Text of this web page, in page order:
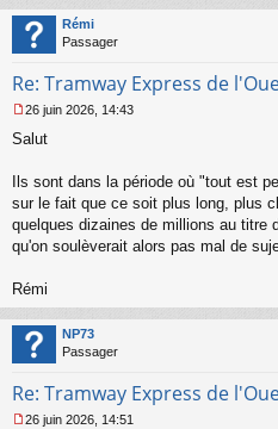
Rémi
Passager
Re: Tramway Express de
e
s
g
e
n
n
u
26 juin 2026, 14:43
Salut
Ils sont dans la période où "tout est
sur le fait que ce soit plus long, plus
quelques dizaines de millions au titre
qu'on soulèverait alors pas mal de
Rémi
NP73
Passager
Re: Tramway Express de
26 juin 2026, 14:51